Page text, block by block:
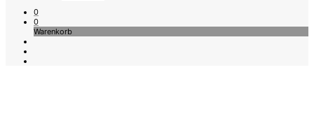
0
0
Warenkorb